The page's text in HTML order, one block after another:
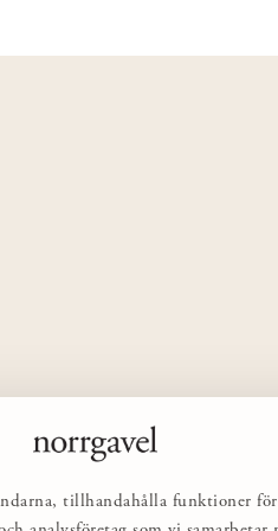
tillhandahålla funktioner